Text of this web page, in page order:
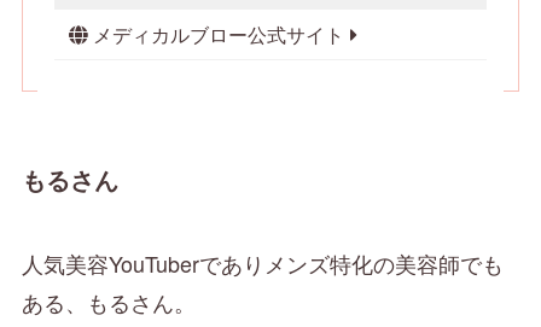
メディカルブロー公式サイト
もるさん
人気美容YouTuberでありメンズ特化の美容師でも
ある、もるさん。